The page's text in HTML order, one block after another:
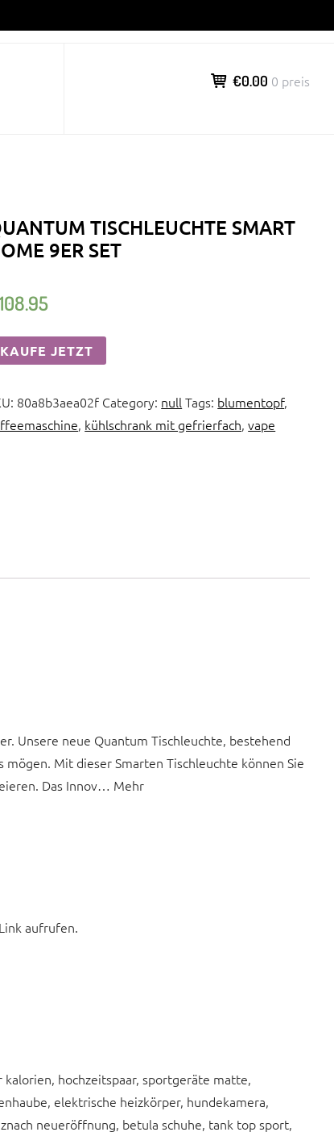
€0.00 0 preis
TISCHLEUCHTE SMART
9ER SET
108.95
KAUFE JETZT
80a8b3aea02f Category: nullTags: blumentopf,
, kühlschrank mit gefrierfach,vape
Unsere neue Quantum Tischleuchte, bestehend
Mit dieser Smarten Tischleuchte können Sie
Das Innov… Mehr
aufrufen.
hochzeitspaar, sportgeräte matte,
elektrische heizkörper, hundekamera,
neueröffnung, betula schuhe, tank top sport,